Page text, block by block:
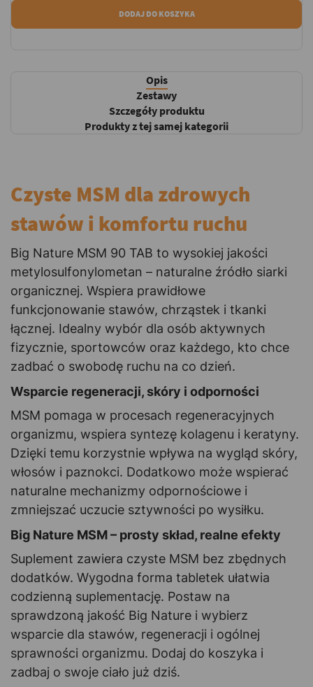
DODAJ DO KOSZYKA
Opis
Zestawy
Szczegóły produktu
Produkty z tej samej kategorii
Czyste MSM dla zdrowych
stawów i komfortu ruchu
Big Nature MSM 90 TAB to wysokiej jakości
metylosulfonylometan – naturalne źródło siarki
organicznej. Wspiera prawidłowe
funkcjonowanie stawów, chrząstek i tkanki
łącznej. Idealny wybór dla osób aktywnych
fizycznie, sportowców oraz każdego, kto chce
zadbać o swobodę ruchu na co dzień.
Wsparcie regeneracji, skóry i odporności
MSM pomaga w procesach regeneracyjnych
organizmu, wspiera syntezę kolagenu i keratyny.
Dzięki temu korzystnie wpływa na wygląd skóry,
włosów i paznokci. Dodatkowo może wspierać
naturalne mechanizmy odpornościowe i
zmniejszać uczucie sztywności po wysiłku.
Big Nature MSM – prosty skład, realne efekty
Suplement zawiera czyste MSM bez zbędnych
dodatków. Wygodna forma tabletek ułatwia
codzienną suplementację. Postaw na
sprawdzoną jakość Big Nature i wybierz
wsparcie dla stawów, regeneracji i ogólnej
sprawności organizmu. Dodaj do koszyka i
zadbaj o swoje ciało już dziś.